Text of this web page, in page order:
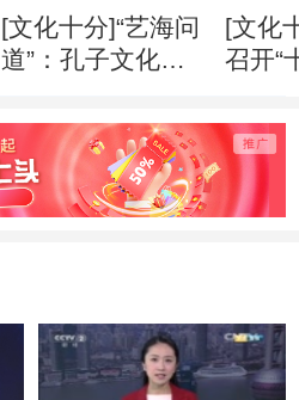
[文化十分]“艺海问
道”：孔子文化形
[文化
召开“